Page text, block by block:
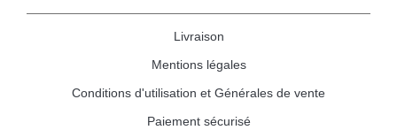
Livraison
Mentions légales
Conditions d'utilisation et Générales de vente
Paiement sécurisé